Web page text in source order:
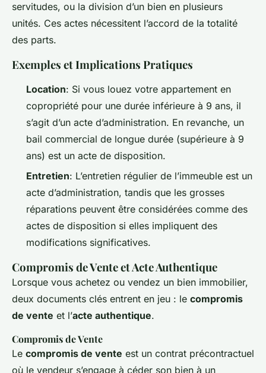
servitudes, ou la division d’un bien en plusieurs
unités. Ces actes nécessitent l’accord de la totalité
des parts.
Exemples et Implications Pratiques
Location: Si vous louez votre appartement en
copropriété pour une durée inférieure à 9 ans, il
s’agit d’un acte d’administration. En revanche, un
bail commercial de longue durée (supérieure à 9
ans) est un acte de disposition.
Entretien: L’entretien régulier de l’immeuble est un
acte d’administration, tandis que les grosses
réparations peuvent être considérées comme des
actes de disposition si elles impliquent des
modifications significatives.
Compromis de Vente et Acte Authentique
Lorsque vous achetez ou vendez un bien immobilier,
deux documents clés entrent en jeu : le compromis
de vente et l’acte authentique.
Compromis de Vente
Le compromis de vente est un contrat précontractuel
où le vendeur s’engage à céder son bien à un